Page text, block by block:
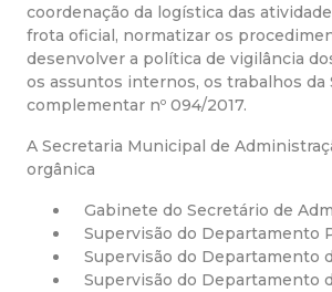
r
a
M
u
n
coordenação da logística das
frota oficial, normatizar os
desenvolver a política de vigilância
os assuntos internos, os trabalhos
complementar nº 094/2017.
A Secretaria Municipal de
orgânica
Gabinete do Secretário de
Supervisão do Departamento
Supervisão do Departamento
Supervisão do Departamento